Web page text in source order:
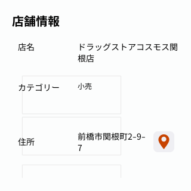
店舗情報
ドラッグストアコスモス関
根店
店名
小売
カテゴリー
前橋市関根町2-9-
7
住所